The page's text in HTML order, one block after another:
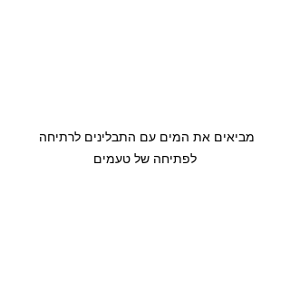
מביאים את המים עם התבלינים לרתיחה
לפתיחה של טעמים